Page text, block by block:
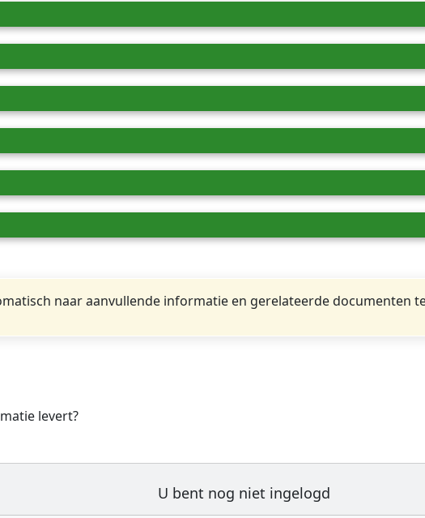
naar aanvullende informatie en gerelateerde documenten
levert?
U bent nog niet ingelogd